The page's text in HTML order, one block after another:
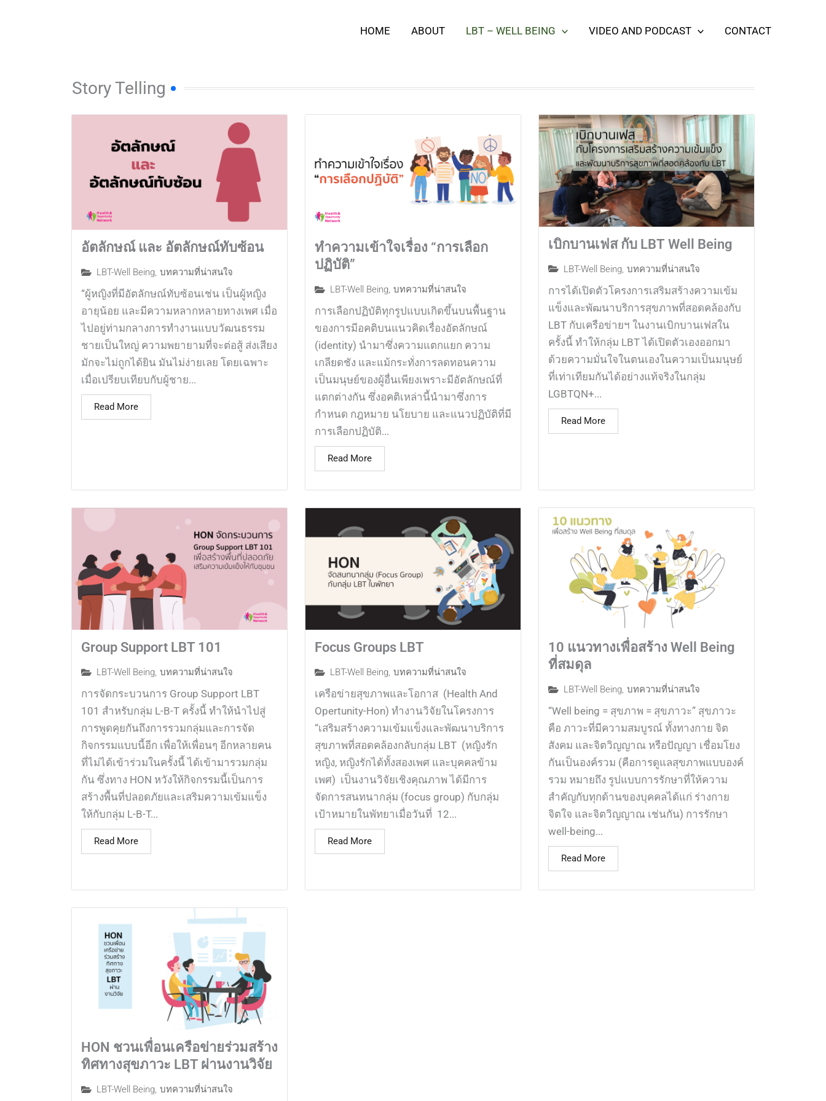
HOME ABOUT LBT – WELL BEING VIDEO AND PODCAST CONTACT
Story Telling
อัตลักษณ์ และ อัตลักษณ์ทับซ้อน
LBT-Well Being, บทความที่น่าสนใจ
“ผู้หญิงที่มีอัตลักษณ์ทับซ้อนเช่น เป็นผู้หญิง
อายุน้อย และมีความหลากหลายทางเพศ เมื่อ
ไปอยู่ท่ามกลางการทำงานแบบวัฒนธรรม
ชายเป็นใหญ่ ความพยายามที่จะต่อสู้ ส่งเสียง
มักจะไม่ถูกได้ยิน มันไม่ง่ายเลย โดยเฉพาะ
เมื่อเปรียบเทียบกับผู้ชาย...
Read More
ทำความเข้าใจเรื่อง “การเลือก
ปฏิบัติ”
LBT-Well Being, บทความที่น่าสนใจ
การเลือกปฏิบัติทุกรูปแบบเกิดขึ้นบนพื้นฐาน
ของการมีอคติบนแนวคิดเรื่องอัตลักษณ์
(identity) นำมาซึ่งความแตกแยก ความ
เกลียดชัง และแม้กระทั่งการลดทอนความ
เป็นมนุษย์ของผู้อื่นเพียงเพราะมีอัตลักษณ์ที่
แตกต่างกัน ซึ่งอคติเหล่านี้นำมาซึ่งการ
กำหนด กฎหมาย นโยบาย และแนวปฏิบัติที่มี
การเลือกปฏิบัติ...
Read More
เบิกบานเฟส กับ LBT Well Being
LBT-Well Being บทความที่น่าสนใจ
การได้เปิดตัวโครงการเสริมสร้างความเข้ม
แข็งและพัฒนาบริการสุขภาพที่สอดคล้องกับ
LBT กับเครือข่ายฯ ในงานเบิกบานเฟสใน
ครั้งนี้ ทำให้กลุ่ม LBT ได้เปิดตัวเองออกมา
ด้วยความมั่นใจในตนเองในความเป็นมนุษย์
ที่เท่าเทียมกันได้อย่างแท้จริงในกลุ่ม
LGBTQN+...
Read More
Group Support LBT 101
LBT-Well Being, บทความที่น่าสนใจ
การจัดกระบวนการ Group Support LBT
101 สำหรับกลุ่ม L-B-T ครั้งนี้ ทำให้นำไปสู่
การพูดคุยกันถึงการรวมกลุ่มและการจัด
กิจกรรมแบบนี้อีก เพื่อให้เพื่อนๆ อีกหลายคน
ที่ไม่ได้เข้าร่วมในครั้งนี้ ได้เข้ามารวมกลุ่ม
กัน ซึ่งทาง HON หวังให้กิจกรรมนี้เป็นการ
สร้างพื้นที่ปลอดภัยและเสริมความเข้มแข็ง
ให้กับกลุ่ม L-B-T...
Read More
Focus Groups LBT
LBT-Well Being, บทความที่น่าสนใจ
เครือข่ายสุขภาพและโอกาส (Health And
Opertunity-Hon) ทำงานวิจัยในโครงการ
“เสริมสร้างความเข้มแข็งและพัฒนาบริการ
สุขภาพที่สอดคล้องกลับกลุ่ม LBT (หญิงรัก
หญิง, หญิงรักได้ทั้งสองเพศ และบุคคลข้าม
เพศ) เป็นงานวิจัยเชิงคุณภาพ ได้มีการ
จัดการสนทนากลุ่ม (focus group) กับกลุ่ม
เป้าหมายในพัทยาเมื่อวันที่ 12...
Read More
10 แนวทางเพื่อสร้าง Well Being
ที่สมดุล
LBT-Well Being, บทความที่น่าสนใจ
“Well being = สุขภาพ = สุขภาวะ” สุขภาวะ
คือ ภาวะที่มีความสมบูรณ์ ทั้งทางกาย จิต
สังคม และจิตวิญญาณ หรือปัญญา เชื่อมโยง
กันเป็นองค์รวม (คือการดูแลสุขภาพแบบองค์
รวม หมายถึง รูปแบบการรักษาที่ให้ความ
สำคัญกับทุกด้านของบุคคลได้แก่ ร่างกาย
จิตใจ และจิตวิญญาณ เช่นกัน) การรักษา
well-being...
Read More
HON ชวนเพื่อนเครือข่ายร่วมสร้าง
ทิศทางสุขภาวะ LBT ผ่านงานวิจัย
LBT-Well Being, บทความที่น่าสนใจ